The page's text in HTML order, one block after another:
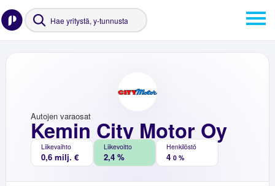
Kemin City Motor Oy
Autojen varaosat
Liikevaihto
0,6 milj. €
Liikevoitto
2,4 %
Henkilöstö
4 0 %